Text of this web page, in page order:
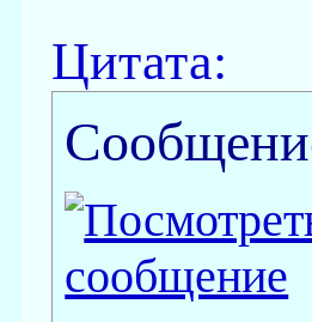
Цитата: